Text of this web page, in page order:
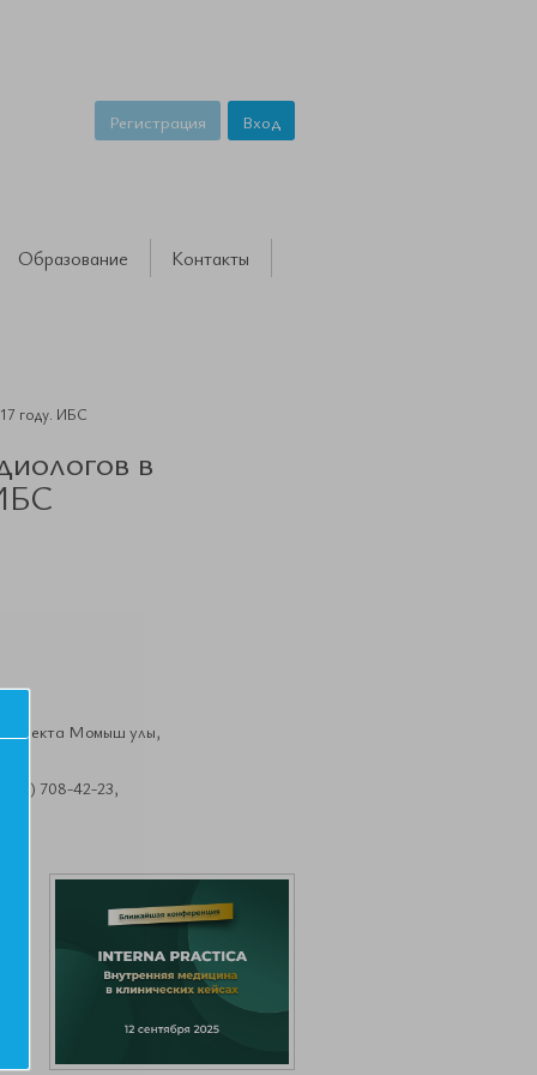
Регистрация Вход
Образование Контакты
году. ИБС
в
Момыш улы,
708-42-23,